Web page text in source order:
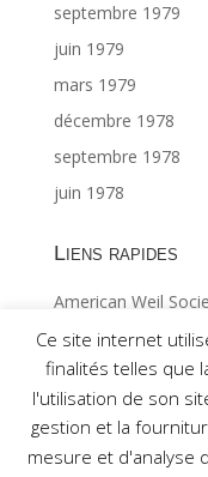
septembre 1979
juin 1979
mars 1979
décembre 1978
septembre 1978
juin 1978
Liens rapides
American Weil
Index général
Index général
Ce site internet
finalités telles que
l'utilisation de son
gestion et la
mesure et d'analyse